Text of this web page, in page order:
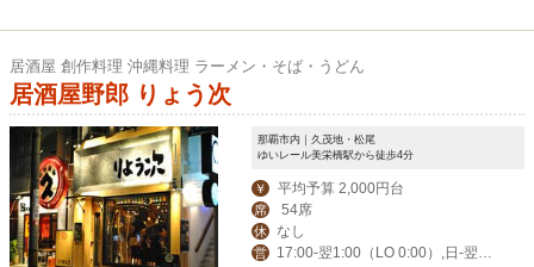
居酒屋 創作料理 沖縄料理 ラーメン・そば・うどん
居酒屋野郎 りょう次
那覇市内｜久茂地・松尾
ゆいレール美栄橋駅から徒歩4分
￥ 平均予算 2,000円台
席 54席
休 なし
営
17:00-翌1:00（LO 0:00）,日-翌0: